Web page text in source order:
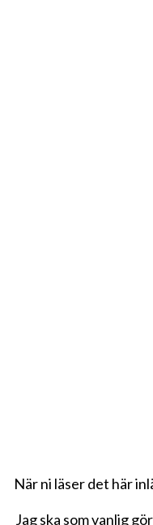
När ni läser det här
Jag ska som vanlig